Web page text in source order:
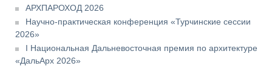
АРХПАРОХОД 2026
Научно-практическая конференция «Турчинские сессии
2026»
I Национальная Дальневосточная премия по архитектуре
«ДальАрх 2026»